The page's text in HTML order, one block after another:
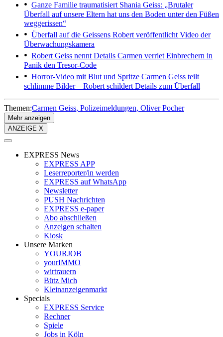
Ganze Familie traumatisiert Shania Geiss: „Brutaler
Überfall auf unsere Eltern hat uns den Boden unter den Füßen
weggerissen“
Überfall auf die Geissens Robert veröffentlicht Video der
Überwachungskamera
Robert Geiss nennt Details Carmen verriet Einbrechern in
Panik den Tresor-Code
Horror-Video mit Blut und Spritze Carmen Geiss teilt
schlimme Bilder – Robert schildert Details zum Überfall
Themen:Carmen Geiss Polizeimeldungen Oliver Pocher
Mehr anzeigen
ANZEIGE X
EXPRESS News
EXPRESS APP
Leserreporter/in werden
EXPRESS auf WhatsApp
Newsletter
PUSH Nachrichten
EXPRESS e-paper
Abo abschließen
Anzeigen schalten
Kiosk
Unsere Marken
YOURJOB
yourIMMO
wirtrauern
Bütz Mich
Kleinanzeigenmarkt
Specials
EXPRESS Service
Rechner
Spiele
Jobs in Köln